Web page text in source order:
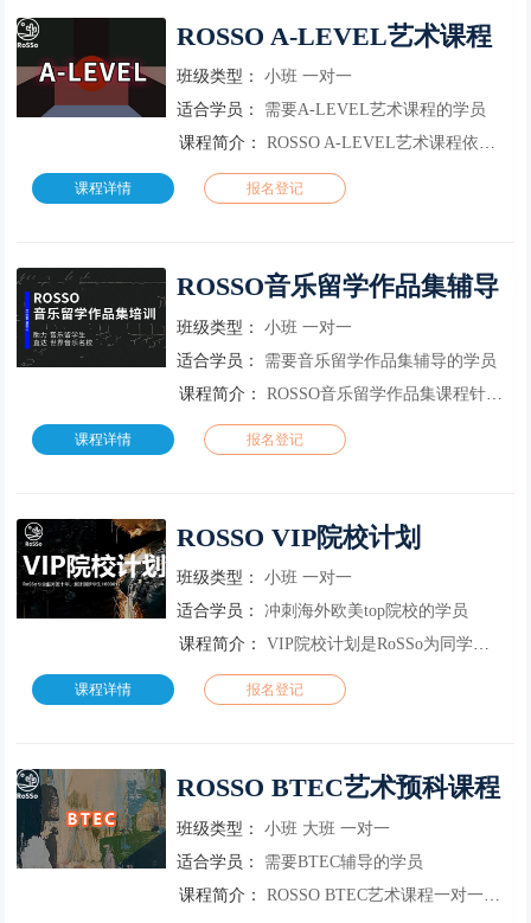
ROSSO A-LEVEL艺术课程
班级类型： 小班 一对一
适合学员：
需要A-LEVEL艺术课程的学员
课程简介：
ROSSO A-LEVEL艺术课程依据爱德思Art and Design官方考纲，集结海归艺术院校导师，学习内容涵盖多个科目，对A Level 艺术科目进行深度教研；依托ROSSO优质的艺术教育资源和...
课程详情 报名登记
ROSSO音乐留学作品集辅导
班级类型： 小班 一对一
适合学员：
需要音乐留学作品集辅导的学员
课程简介：
ROSSO音乐留学作品集课程针对国际音乐院校考试及面试作品集，准备个人申请留学所需材料。ROSSO严格把控音乐留学各个阶段，多位教师共同服务一位学生，全面培养学生的音乐专业能力，帮助学生与国外音乐教学...
课程详情 报名登记
ROSSO VIP院校计划
班级类型： 小班 一对一
适合学员：
冲刺海外欧美top院校的学员
课程简介：
VIP院校计划是RoSSo为同学量身定制的 VIP 教学与申请方案。由RoSSo顶尖艺术名校导师、海外艺术名校在职教授、知名艺术院校招生官联合组成的教学、审核团队，全程多对 1 辅导。
课程详情 报名登记
ROSSO BTEC艺术预科课程
班级类型： 小班 大班 一对一
适合学员：
需要BTEC辅导的学员
课程简介：
ROSSO BTEC艺术课程一对一授课，定制化教学辅导课程时间灵活安排，匹配英美大学艺术设计类专业的申请要求，合理规划学习进度，实现预科学习和作品集创作、院校申请的高效同步；集结艺术院校海归教师，匹配...